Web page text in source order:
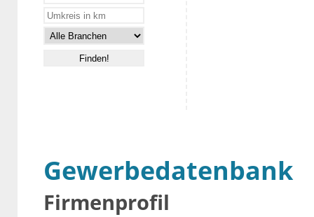
Gewerbedatenbank
Firmenprofil